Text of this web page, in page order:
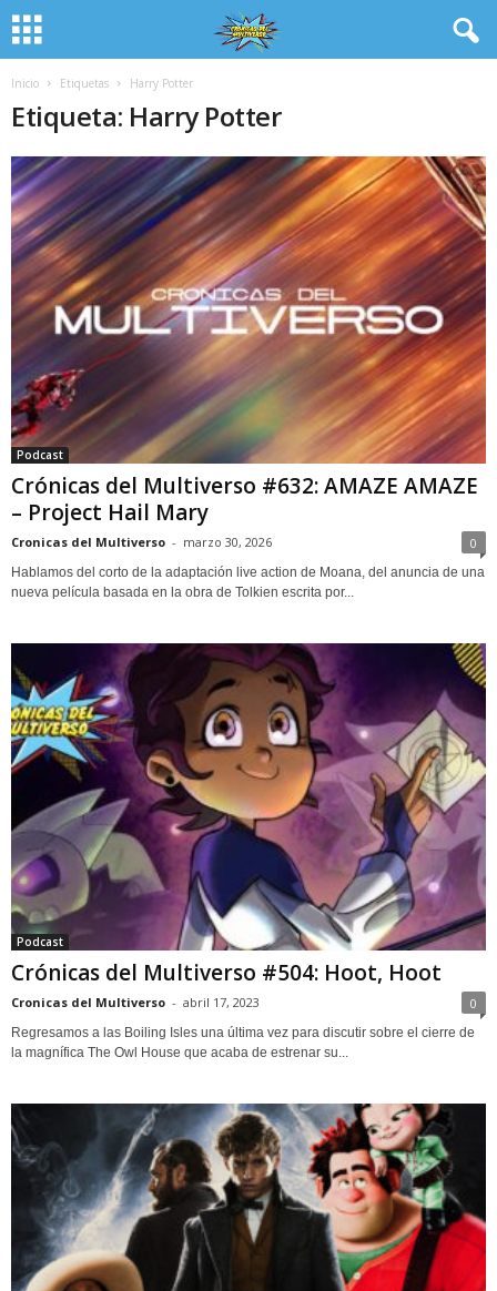
Inicio Etiquetas Harry Potter
Etiqueta: Harry Potter
Podcast
Crónicas del Multiverso #632: AMAZE AMAZE
– Project Hail Mary
Cronicas del Multiverso - marzo 30, 2026 0
Hablamos del corto de la adaptación live action de Moana, del anuncia de una
nueva película basada en la obra de Tolkien escrita por...
Podcast
Crónicas del Multiverso #504: Hoot, Hoot
Cronicas del Multiverso - abril 17, 2023 0
Regresamos a las Boiling Isles una última vez para discutir sobre el cierre de
la magnífica The Owl House que acaba de estrenar su...